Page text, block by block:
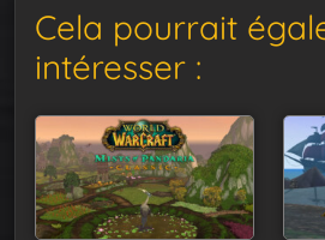
Cela pourrait
intéresser :